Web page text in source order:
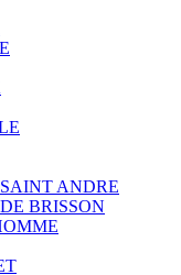
ANDRE
BRISSON